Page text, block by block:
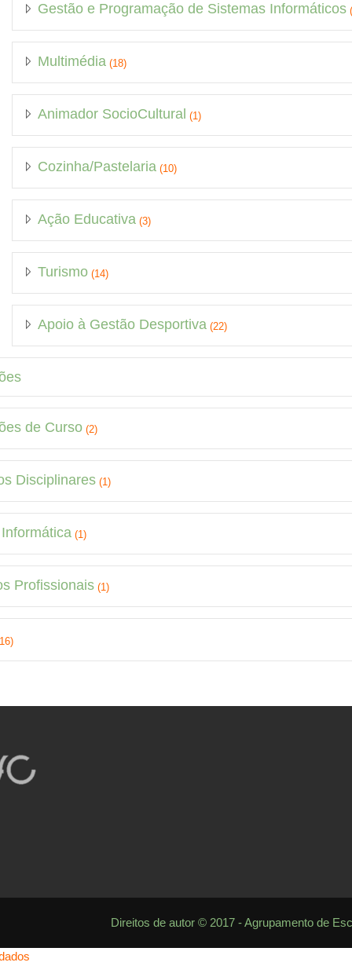
Gestão e Programação de Sistemas Informáticos
Multimédia (18)
Animador SocioCultural (1)
Cozinha/Pastelaria (10)
Ação Educativa (3)
Turismo (14)
Apoio à Gestão Desportiva (22)
de Curso (2)
Disciplinares (1)
Informática (1)
Profissionais (1)
Direitos de autor © 2017 - Agrupamento de